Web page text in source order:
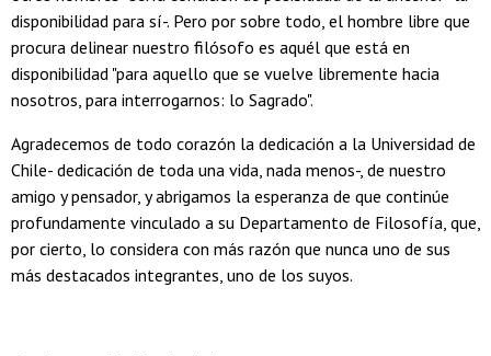
disponibilidad para sí-. Pero por sobre todo, el hombre libre que
procura delinear nuestro filósofo es aquél que está en
disponibilidad "para aquello que se vuelve libremente hacia
nosotros, para interrogarnos: lo Sagrado".
Agradecemos de todo corazón la dedicación a la Universidad de
Chile- dedicación de toda una vida, nada menos-, de nuestro
amigo y pensador, y abrigamos la esperanza de que continúe
profundamente vinculado a su Departamento de Filosofía, que,
por cierto, lo considera con más razón que nunca uno de sus
más destacados integrantes, uno de los suyos.